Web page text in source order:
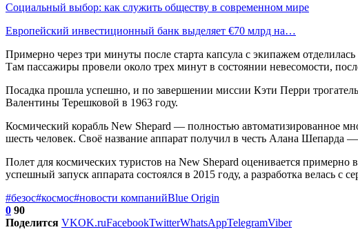
Социальный выбор: как служить обществу в современном мире
Европейский инвестиционный банк выделяет €70 млрд на…
Примерно через три минуты после старта капсула с экипажем
Там пассажиры провели около трех минут в состоянии невесомости,
Посадка прошла успешно, и по завершении миссии Кэти Перри
Валентины Терешковой в 1963 году.
Космический корабль New Shepard — полностью автоматизированное
шесть человек. Своё название аппарат получил в честь Алана Шепарда
Полет для космических туристов на New Shepard оценивается
успешный запуск аппарата состоялся в 2015 году, а разработка велась с
#безос#космос#новости компанийBlue Origin
0 90
Поделится VKOK.ruFacebookTwitterWhatsAppTelegramViber